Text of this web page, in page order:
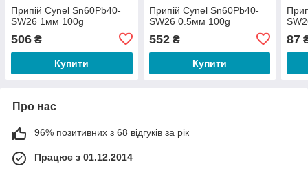
Припій Cynel Sn60Pb40-
SW26 1мм 100g
506 ₴
Купити
Припій Cynel Sn60Pb40-
SW26 0.5мм 100g
552₴
Купити
87
Про нас
96% позитивних з 68 відгуків за рік
Працює з 01.12.2014